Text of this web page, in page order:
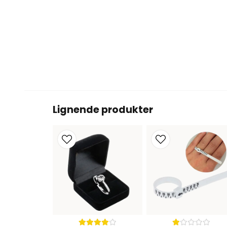
Lignende produkter